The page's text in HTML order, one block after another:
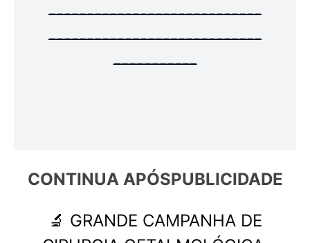
----------------------------
----------------------------
-----------
CONTINUA APÓSPUBLICIDADE
🔬 GRANDE CAMPANHA DE